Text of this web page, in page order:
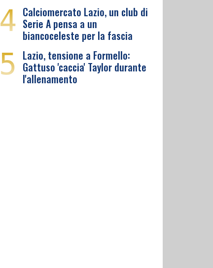
4 Calciomercato Lazio, un club di
Serie A pensa a un
biancoceleste per la fascia
5 Lazio, tensione a Formello:
Gattuso 'caccia' Taylor durante
l'allenamento